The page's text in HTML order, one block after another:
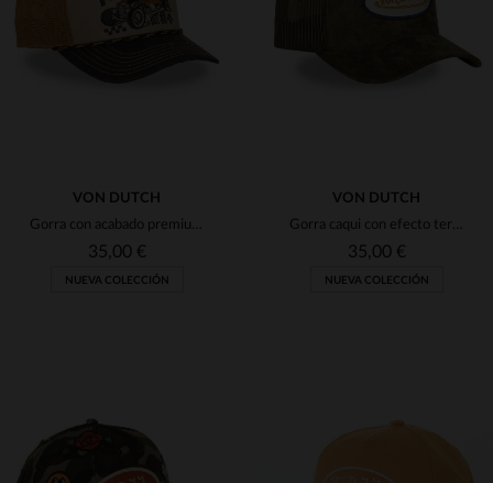
TU
TALLAS DISPONIBLES
VON DUTCH
Gorra con acabado premium y bordado Hot Rod
35,00 €
NUEVA COLECCIÓN
VON DUTCH
Gorra caqui con efecto terciopelo y parche con el logo.
35,00 €
NUEVA COLECCIÓN